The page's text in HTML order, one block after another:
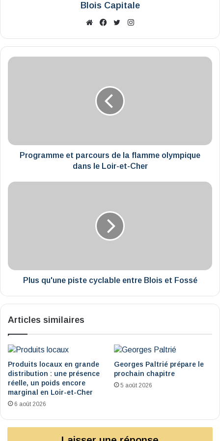
Blois Capitale
WebsiteFacebook
X
Programme
le
Loir-Programme et parcours de la flamme olympique
dans le Loir-et-Cher
Plus
Plus qu'une piste cyclable entre Blois et Fossé
Articles similaires
Produits locaux en grande
distribution : une présence
réelle, un poids encore
marginal en Loir-et-Cher
6 août 2026
Georges Paltrié prépare le
prochain chapitre
5 août 2026